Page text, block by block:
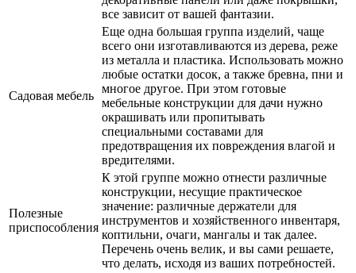
все зависит от вашей фантазии.
Садовая мебель
Еще одна большая группа изделий, чаще
всего они изготавливаются из дерева, реже
из металла и пластика. Использовать можно
любые остатки досок, а также бревна, пни и
многое другое. При этом готовые
мебельные конструкции для дачи нужно
окрашивать или пропитывать
специальными составами для
предотвращения их повреждения влагой и
вредителями.
Полезные
приспособления
К этой группе можно отнести различные
конструкции, несущие практическое
значение: различные держатели для
инструментов и хозяйственного инвентаря,
коптильни, очаги, мангалы и так далее.
Перечень очень велик, и вы сами решаете,
что делать, исходя из ваших потребностей.